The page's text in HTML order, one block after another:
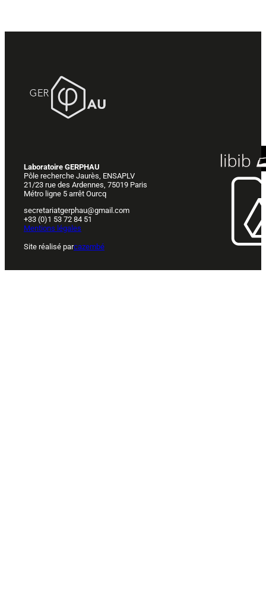
Laboratoire GERPHAU
Pôle recherche Jaurès, ENSAPLV
21/23 rue des Ardennes, 75019 Paris
Métro ligne 5 arrêt Ourcq
secretariatgerphau@gmail.com
+33 (0)1 53 72 84 51
Mentions légales
Site réalisé parcazembé